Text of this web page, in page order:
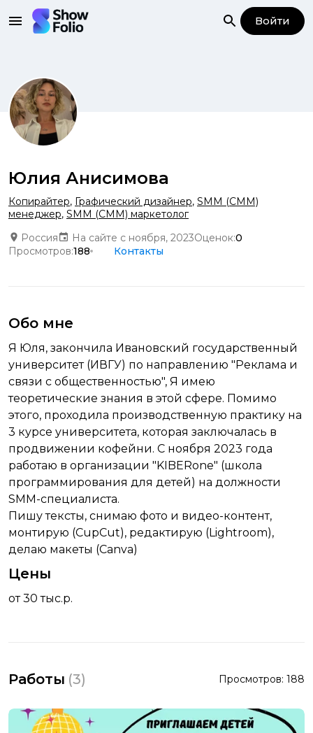
Войти
Юлия Анисимова
Копирайтер, Графический дизайнер, SMM (СММ)
менеджер, SMM (СММ) маркетолог
Россия
На сайте с ноября, 2023Оценок:0
Просмотров:188 Контакты
Обо мне
Я Юля, закончила Ивановский государственный
университет (ИВГУ) по направлению "Реклама и
связи с общественностью", Я имею
теоретические знания в этой сфере. Помимо
этого, проходила производственную практику на
3 курсе университета, которая заключалась в
продвижении кофейни. С ноября 2023 года
работаю в организации "KIBERone" (школа
программирования для детей) на должности
SMM-специалиста.
Пишу тексты, снимаю фото и видео-контент,
монтирую (CupCut), редактирую (Lightroom),
делаю макеты (Canva)
Цены
от 30 тыс.р.
Работы (3) Просмотров: 188